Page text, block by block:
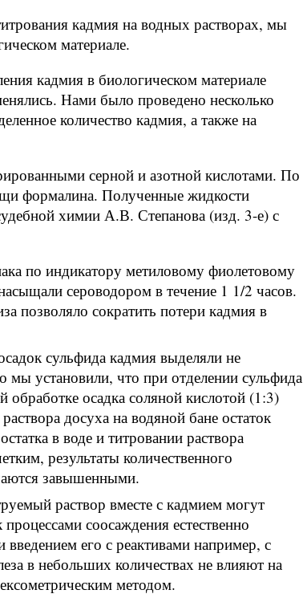
кадмия на водных растворах, мы
материале.
кадмия в биологическом материале
Нами было проведено несколько
количество кадмия, а также на
серной и азотной кислотами. По
формалина. Полученные жидкости
химии А.В. Степанова (изд. 3-е) с
по индикатору метиловому фиолетовому
сероводором в течение 1 1/2 часов.
позволяло сократить потери кадмия в
сульфида кадмия выделяли не
мы установили, что при отделении сульфида
осадка соляной кислотой (1:3)
досуха на водяной бане остаток
в воде и титровании раствора
результаты количественного
завышенными.
раствор вместе с кадмием могут
соосаждения естественно
его с реактивами например, с
в небольших количествах не влияют на
методом.